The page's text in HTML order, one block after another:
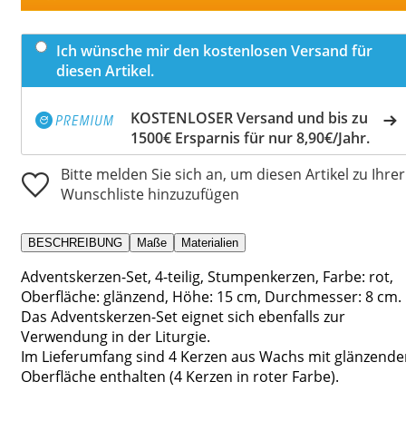
Ich wünsche mir den kostenlosen Versand für
diesen Artikel.
KOSTENLOSER Versand und bis zu
1500€ Ersparnis für nur 8,90€/Jahr.
Bitte melden Sie sich an, um diesen Artikel zu Ihrer
Wunschliste hinzuzufügen
BESCHREIBUNG Maße Materialien
Adventskerzen-Set, 4-teilig, Stumpenkerzen, Farbe: rot,
Oberfläche: glänzend, Höhe: 15 cm, Durchmesser: 8 cm.
Das Adventskerzen-Set eignet sich ebenfalls zur
Verwendung in der Liturgie.
Im Lieferumfang sind 4 Kerzen aus Wachs mit
Oberfläche enthalten (4 Kerzen in roter Farbe).